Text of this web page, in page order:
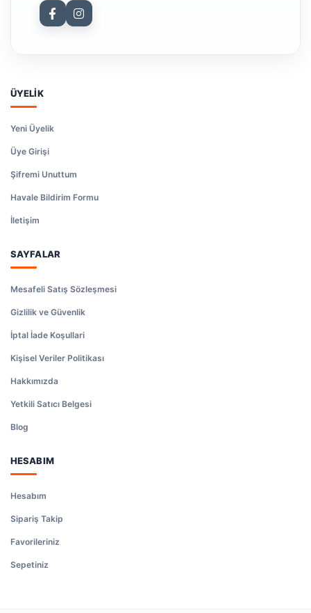
ÜYELİK
Yeni Üyelik
Üye Girişi
Şifremi Unuttum
Havale Bildirim Formu
İletişim
SAYFALAR
Mesafeli Satış Sözleşmesi
Gizlilik ve Güvenlik
İptal İade Koşullari
Kişisel Veriler Politikası
Hakkımızda
Yetkili Satıcı Belgesi
Blog
HESABIM
Hesabım
Sipariş Takip
Favorileriniz
Sepetiniz